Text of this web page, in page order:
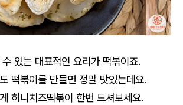
있는 대표적인 요리가 떡볶이죠.
떡볶이를 만들면 정말 맛있는데요.
허니치즈떡볶이 한번 드셔보세요.